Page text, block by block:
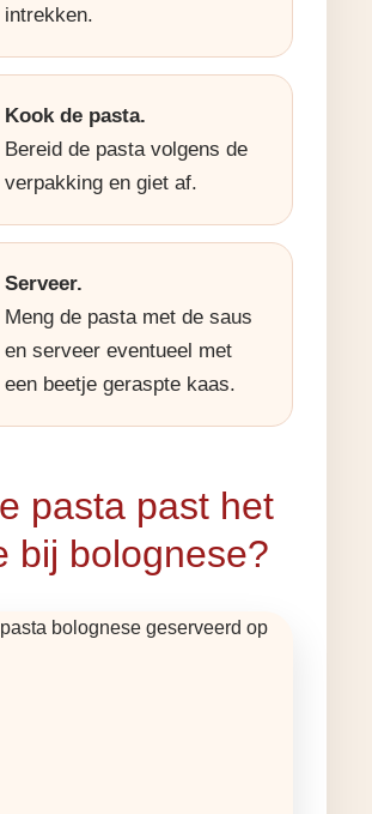
intrekken.
Kook de pasta.
Bereid de pasta volgens de
verpakking en giet af.
Serveer.
Meng de pasta met de saus
en serveer eventueel met
een beetje geraspte kaas.
pasta past het
bij bolognese?